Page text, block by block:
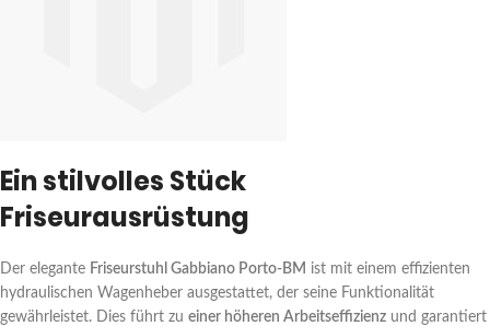
Ein stilvolles Stück
Friseurausrüstung
Der elegante Friseurstuhl Gabbiano Porto-BM ist mit einem effizienten
hydraulischen Wagenheber ausgestattet, der seine Funktionalität
gewährleistet. Dies führt zu einer höheren Arbeitseffizienz und garantiert